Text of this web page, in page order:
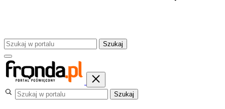
Szukaj
Szukaj